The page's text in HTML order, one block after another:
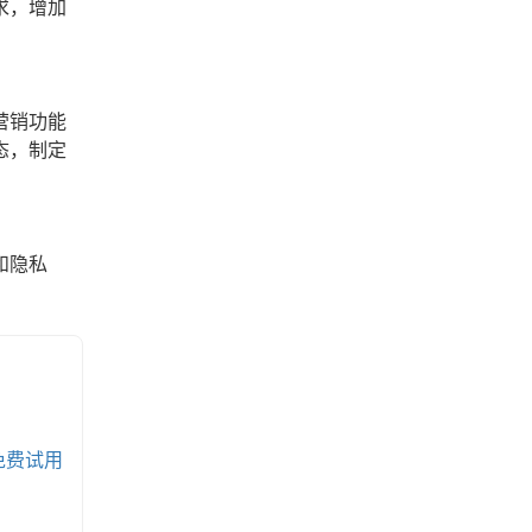
，增加
销功能
，制定
隐私
费试用